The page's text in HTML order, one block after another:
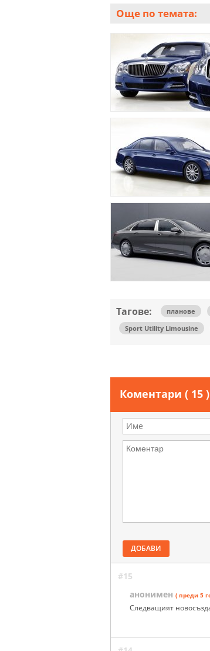
Още по темата:
Тагове: планове
Sport Utility Limousine
Коментари ( 15 )
ДОБАВИ
#15
анонимен ( преди 5
Следващият